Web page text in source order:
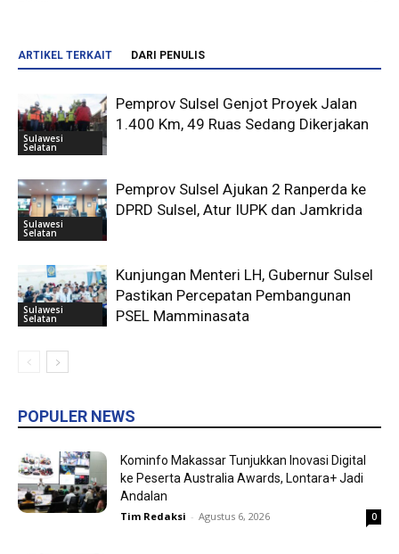
ARTIKEL TERKAIT DARI PENULIS
Sulawesi
Selatan
Pemprov Sulsel Genjot Proyek Jalan
1.400 Km, 49 Ruas Sedang Dikerjakan
Sulawesi
Selatan
Pemprov Sulsel Ajukan 2 Ranperda ke
DPRD Sulsel, Atur IUPK dan Jamkrida
Sulawesi
Selatan
Kunjungan Menteri LH, Gubernur Sulsel
Pastikan Percepatan Pembangunan
PSEL Mamminasata
POPULER NEWS
Kominfo Makassar Tunjukkan Inovasi Digital
ke Peserta Australia Awards, Lontara+ Jadi
Andalan
Tim Redaksi - Agustus 6, 2026 0